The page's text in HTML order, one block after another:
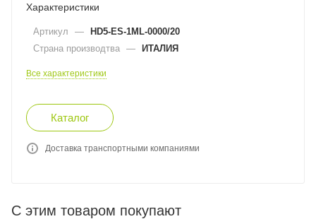
Характеристики
Артикул — HD5-ES-1ML-0000/20
Страна производтва — ИТАЛИЯ
Все характеристики
Каталог
Доставка транспортными компаниями
С этим товаром покупают